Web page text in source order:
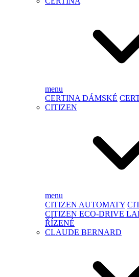
menu
CERTINA DÁMSKÉ
CITIZEN
menu
CITIZEN AUTOMATY
CITIZEN ECO-DRIVE
ŘÍZENÉ
CLAUDE BERNARD